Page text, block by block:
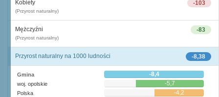
-103
Kobiety
(Przyrost naturalny)
-83
Mężczyźni
(Przyrost naturalny)
-8,38
Przyrost naturalny na 1000 ludności
Gmina -8,4
woj. opolskie -5,7
Polska -4,2